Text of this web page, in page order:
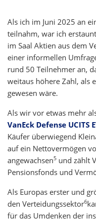
Als ich im Juni 2025 an
teilnahm, war ich
im Saal Aktien aus dem
einer informellen
rund 50 Teilnehmer an,
weitaus höhere Zahl, als
gewesen wäre.
Als wir vor etwas mehr
VanEck Defense UCITS
Käufer überwiegend
auf ein Nettovermögen
angewachsen5 und zählt
Pensionsfonds und
Als Europas erster und
den Verteidungssektor6
für das Umdenken der